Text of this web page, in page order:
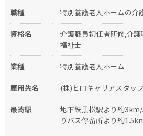
職種 特別養護老人ホームの介
資格名
介護職員初任者研修,介
福祉士
業種 特別養護老人ホーム
雇用先名 (株)ヒロキャリアスタッフ
最寄駅
地下鉄黒松駅より約
りバス停留所より約